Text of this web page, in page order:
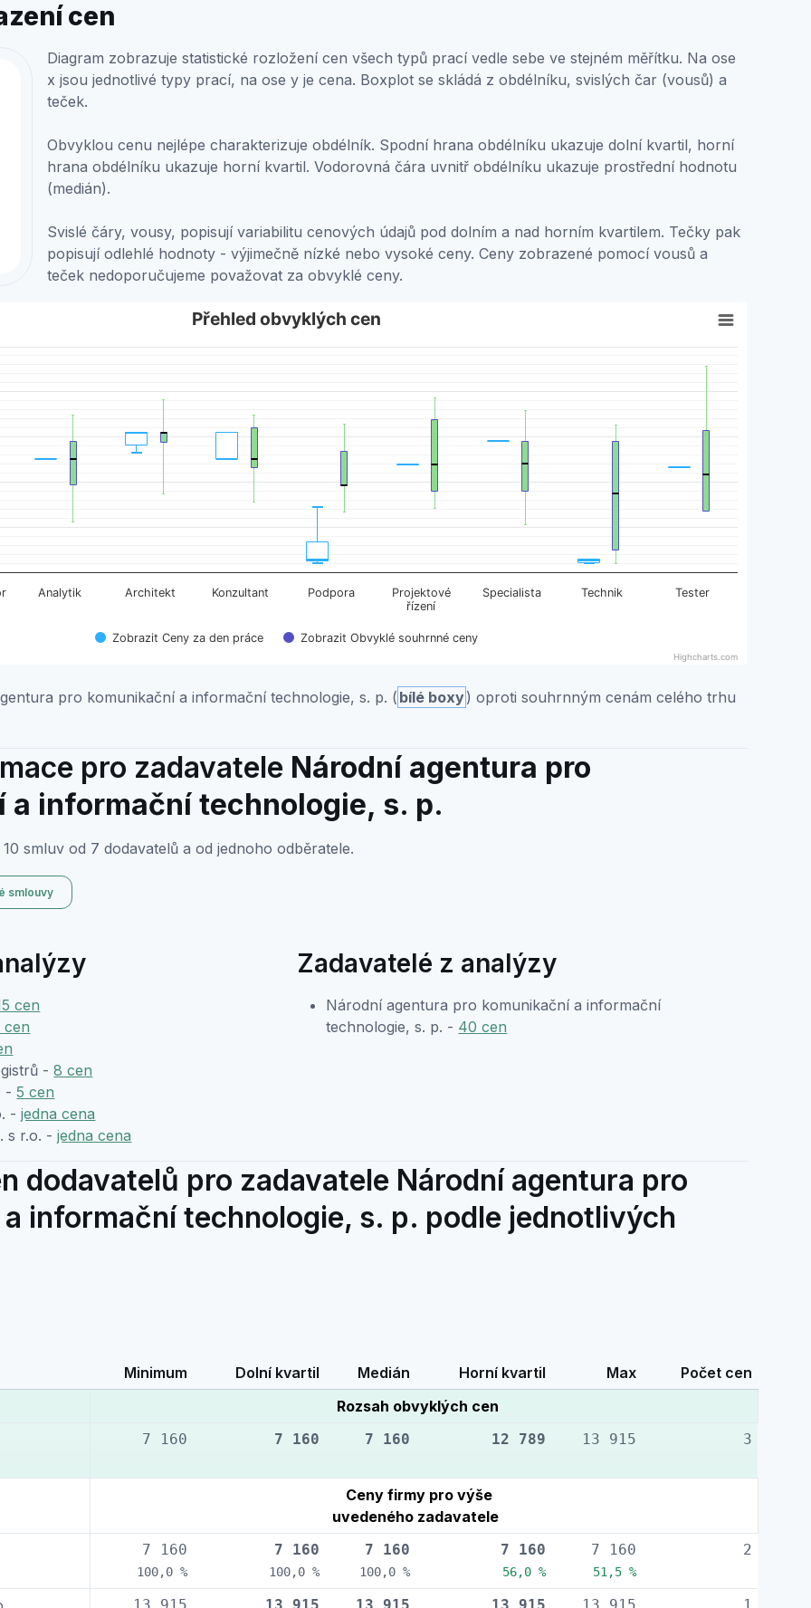
cen
Diagram zobrazuje statistické rozložení cen všech typů prací vedle sebe ve stejném měřítku. Na ose
x jsou jednotlivé typy prací, na ose y je cena. Boxplot se skládá z obdélníku, svislých čar (vousů) a
teček.
Obvyklou cenu nejlépe charakterizuje obdélník. Spodní hrana obdélníku ukazuje dolní kvartil, horní
hrana obdélníku ukazuje horní kvartil. Vodorovná čára uvnitř obdélníku ukazuje prostřední hodnotu
(medián).
Svislé čáry, vousy, popisují variabilitu cenových údajů pod dolním a nad horním kvartilem. Tečky pak
popisují odlehlé hodnoty - výjimečně nízké nebo vysoké ceny. Ceny zobrazené pomocí vousů a
teček nedoporučujeme považovat za obvyklé ceny.
Box plot charts are typically used to display groups of statistical data. Each data point in the chart can have up to
categories.
Cena za den práce. Data ranges from 968 to 22841.
Přehled obvyklých cen
Zobrazit Ceny za den práce Zobrazit Obvyklé souhrnné ceny
Analytik Architekt Konzultant Podpora
Projektové
řízení
Specialista Technik Tester
Highcharts.com
pro komunikační a informační technologie, s. p. ( bílé boxy) oproti souhrnným cenám celého trhu
pro zadavatele Národní agentura pro
a informační technologie, s. p.
smluv od 7 dodavatelů a od jednoho odběratele.
smlouvy
cen
cen
-8 cen
-5 cen
-jedna cena
s r.o. -jedna cena
Zadavatelé z analýzy
Národní agentura pro komunikační a informační
technologie, s. p. - 40 cen
dodavatelů pro zadavatele Národní agentura pro
informační technologie, s. p. podle jednotlivých
Minimum Dolní kvartil Medián Horní kvartil Max
Počet cen
Rozsah obvyklých cen
7 160 7 160 7 160 12 789 13 915 3
Ceny firmy pro výše
uvedeného zadavatele
7 160
100,0 %
7 160
100,0 %
7 160
100,0 %
7 160
56,0 %
7 160
51,5 %
2